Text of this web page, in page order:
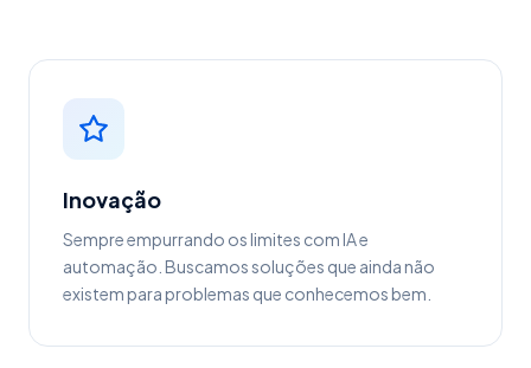
Inovação
Sempre empurrando os limites com IA e
automação. Buscamos soluções que ainda não
existem para problemas que conhecemos bem.